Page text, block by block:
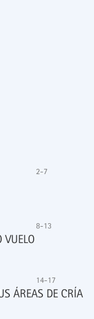
2-7
8-13
VUELO
14-17
ÁREAS DE CRÍA